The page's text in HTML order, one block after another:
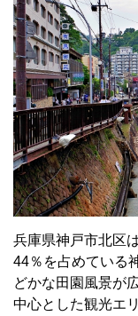
兵庫県神戸市北区
44％を占めている
どかな田園風景が
中心とした観光エ